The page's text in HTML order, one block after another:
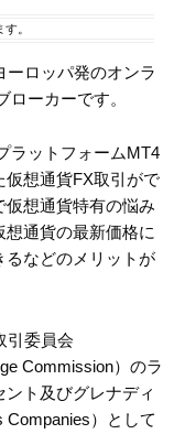
。
ーロッパ発のオンラ
ーカーです。
ラットフォームMT4
仮想通貨FX取引がで
仮想通貨特有の悩み
通貨の最新価格に
るなどのメリットが
引委員会
Commission）のラ
ト及びグレナディ
Companies）として